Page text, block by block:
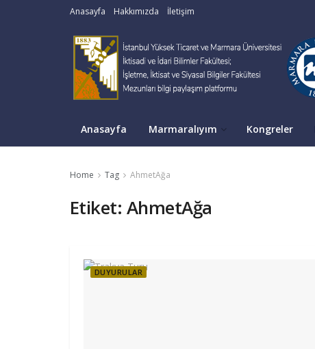
Anasayfa Hakkımızda İletişim
Anasayfa Marmaralıyım Kongreler
Home Tag AhmetAğa
Etiket: AhmetAğa
DUYURULAR